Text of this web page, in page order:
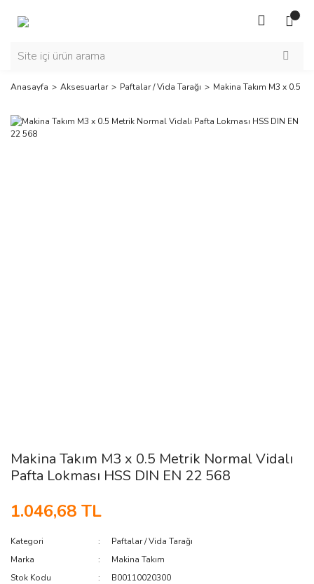
Anasayfa Aksesuarlar Paftalar / Vida Tarağı Makina Takım M3 x 0.5
Makina Takım M3 x 0.5 Metrik Normal Vidalı
Pafta Lokması HSS DIN EN 22 568
1.046,68 TL
Kategori
Paftalar / Vida Tarağı
Marka
Makina Takım
Stok Kodu
B00110020300